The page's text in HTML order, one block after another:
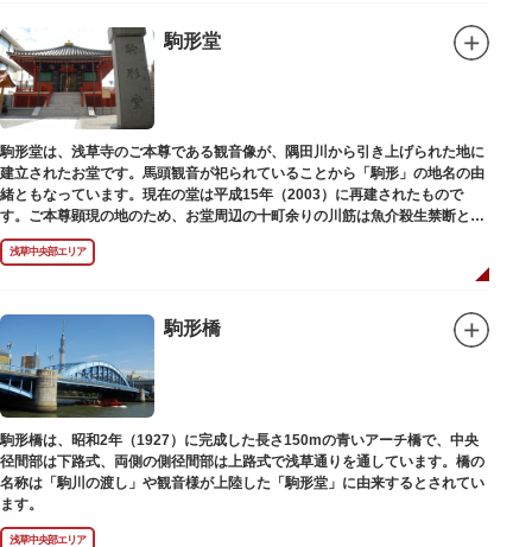
駒形堂
駒形堂は、浅草寺のご本尊である観音像が、隅田川から引き上げられた地に
建立されたお堂です。馬頭観音が祀られていることから「駒形」の地名の由
緒ともなっています。現在の堂は平成15年（2003）に再建されたもので
す。ご本尊顕現の地のため、お堂周辺の十町余りの川筋は魚介殺生禁断とな
り、戒殺碑が建立されました。
浅草中央部エリア
駒形橋
駒形橋は、昭和2年（1927）に完成した長さ150mの青いアーチ橋で、中央
径間部は下路式、両側の側径間部は上路式で浅草通りを通しています。橋の
名称は「駒川の渡し」や観音様が上陸した「駒形堂」に由来するとされてい
ます。
浅草中央部エリア